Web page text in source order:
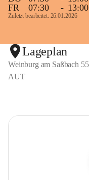
FR
07:30 - 13:00
Zuletzt bearbeitet: 26.01.2026
Lageplan
Weinburg am Saßbach
AUT